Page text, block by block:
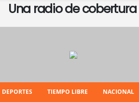
Una radio de
DEPORTES TIEMPO LIBRE NACIONAL